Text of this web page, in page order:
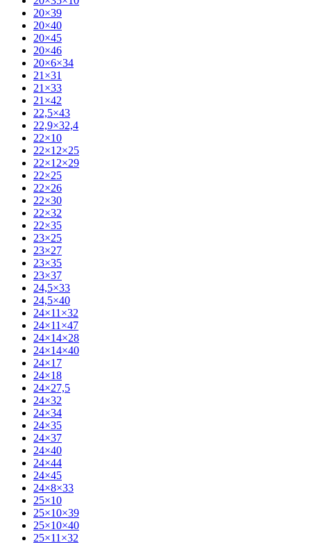
20×39
20×40
20×45
20×46
20×6×34
21×31
21×33
21×42
22,5×43
22,9×32,4
22×10
22×12×25
22×12×29
22×25
22×26
22×30
22×32
22×35
23×25
23×27
23×35
23×37
24,5×33
24,5×40
24×11×32
24×11×47
24×14×28
24×14×40
24×17
24×18
24×27,5
24×32
24×34
24×35
24×37
24×40
24×44
24×45
24×8×33
25×10
25×10×39
25×10×40
25×11×32